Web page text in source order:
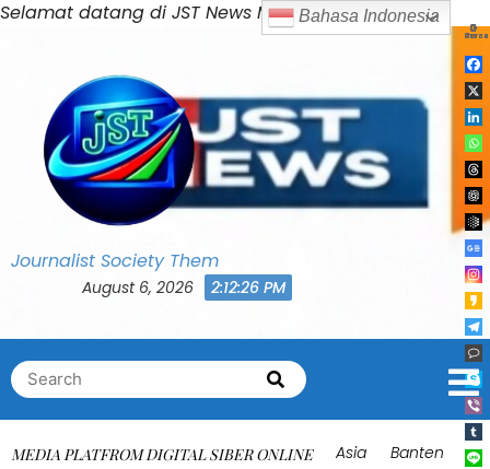
Selamat datang di JST News MediaSkip
to
Journalist Society Them
August 6, 2026 2:12:29 PM
Search
for:
Search
MEDIA PLATFROM DIGITAL SIBER ONLINE Asia
Banten